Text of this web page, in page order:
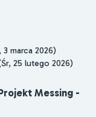
3 marca 2026)
25 lutego 2026)
Messing -